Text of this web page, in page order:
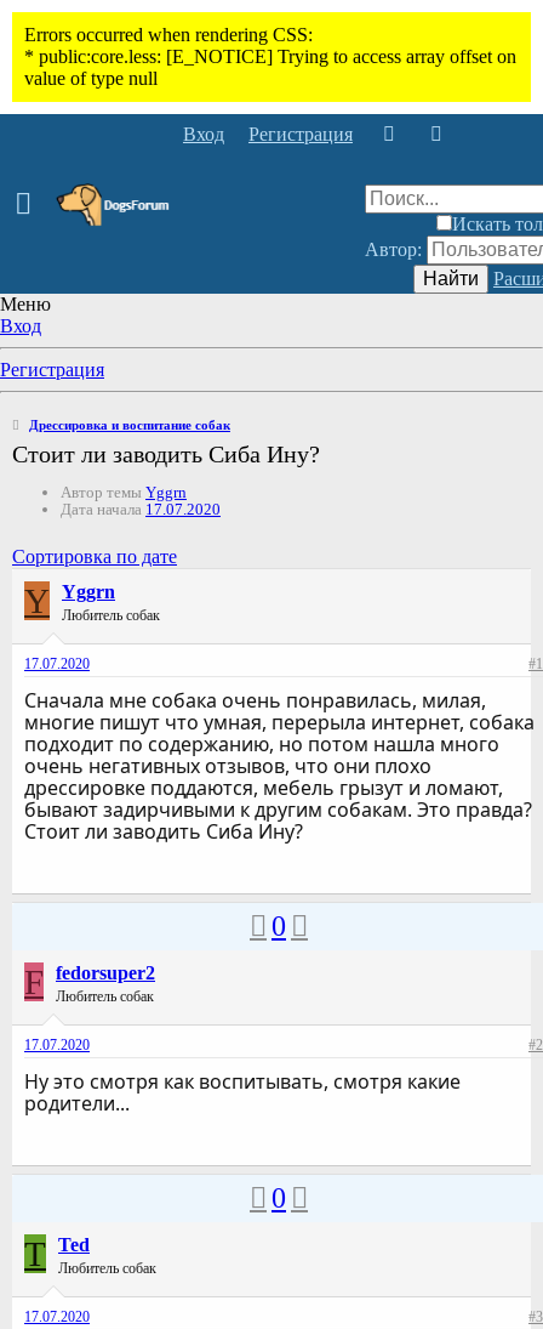
Вход Регистрация
Искать
Автор:
Найти
Меню
Вход
Регистрация
Дрессировка и воспитание собак
Стоит ли заводить Сиба Ину?
Автор темы Yggrn
Дата начала 17.07.2020
Сортировка по дате
Y Yggrn
Любитель собак
17.07.2020 #1
Сначала мне собака очень понравилась, милая,
многие пишут что умная, перерыла интернет, собака
подходит по содержанию, но потом нашла много
очень негативных отзывов, что они плохо
дрессировке поддаются, мебель грызут и ломают,
бывают задирчивыми к другим собакам. Это правда?
Стоит ли заводить Сиба Ину?
0
F fedorsuper2
Любитель собак
17.07.2020 #2
Ну это смотря как воспитывать, смотря какие
родители...
0
T Ted
Любитель собак
17.07.2020 #3